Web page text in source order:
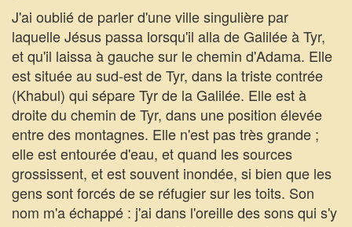
J'ai oublié de parler d'une ville singulière par
laquelle Jésus passa lorsqu'il alla de Galilée à Tyr,
et qu'il laissa à gauche sur le chemin d'Adama. Elle
est située au sud-est de Tyr, dans la triste contrée
(Khabul) qui sépare Tyr de la Galilée. Elle est à
droite du chemin de Tyr, dans une position élevée
entre des montagnes. Elle n'est pas très grande ;
elle est entourée d'eau, et quand les sources
grossissent, et est souvent inondée, si bien que les
gens sont forcés de se réfugier sur les toits. Son
nom m'a échappé : j'ai dans l'oreille des sons qui s'y